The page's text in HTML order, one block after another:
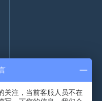
关注，当前客服人员不在